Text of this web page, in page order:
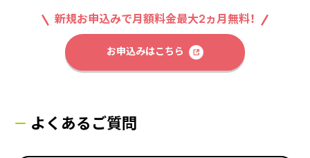
新規お申込みで月額料金最大2ヵ月無料！
お申込みはこちら
よくあるご質問